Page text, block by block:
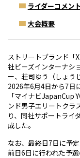
ライダーコメン
大会概要
ストリートブランド「
社ビーズインターナシ
ー、荘司ゆう（しょう
2026年6月4日から7日
「マイナビJapanCup
ンド男子エリートクラ
り、同社サポートライ
成した。
なお、最終日7日に予
前日6日に行われた予